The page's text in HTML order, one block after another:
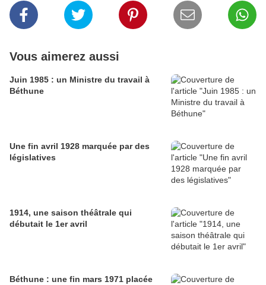
Vous aimerez aussi
Juin 1985 : un Ministre du travail à
Béthune
Une fin avril 1928 marquée par des
législatives
1914, une saison théâtrale qui
débutait le 1er avril
Béthune : une fin mars 1971 placée